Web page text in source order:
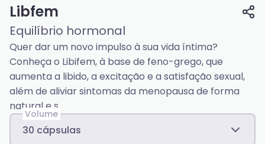
Libfem
Equilíbrio hormonal
Quer dar um novo impulso à sua vida íntima?
Conheça o Libifem, à base de feno-grego, que
aumenta a libido, a excitação e a satisfação sexual,
além de aliviar sintomas da menopausa de forma
natural e s
Volume
30 cápsulas